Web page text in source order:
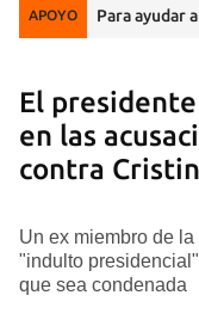
APOYO Para ayudar
El
en las
contra
Un ex miembro de
"indulto
que sea condenada